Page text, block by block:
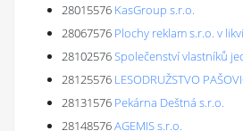
28015576 KasGroup s.r.o.
28067576 Plochy reklam s.r.o. v
28102576Společenství vlastníků
28125576 LESODRUŽSTVO
28131576 Pekárna Deštná s.r.o.
28148576AGEMIS s.r.o.